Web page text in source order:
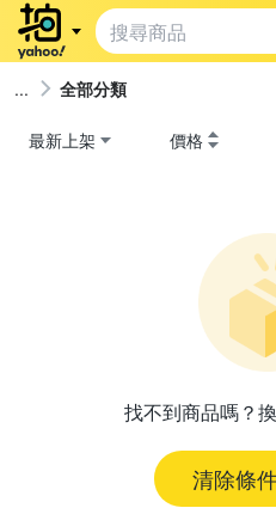
全部分類
最新上架 價格
找不到商品嗎？
清除條